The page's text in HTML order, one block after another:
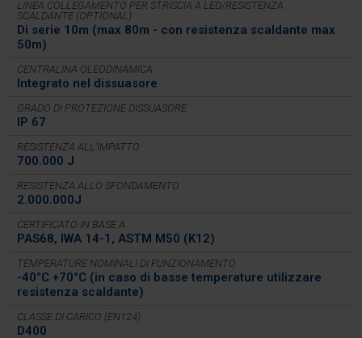
LINEA COLLEGAMENTO PER STRISCIA A LED/RESISTENZA
SCALDANTE (OPTIONAL)
Di serie 10m (max 80m - con resistenza scaldante max
50m)
CENTRALINA OLEODINAMICA
Integrato nel dissuasore
GRADO DI PROTEZIONE DISSUASORE
IP 67
RESISTENZA ALL’IMPATTO
700.000 J
RESISTENZA ALLO SFONDAMENTO
2.000.000J
CERTIFICATO IN BASE A
PAS68, IWA 14-1, ASTM M50 (K12)
TEMPERATURE NOMINALI DI FUNZIONAMENTO
-40°C +70°C (in caso di basse temperature utilizzare
resistenza scaldante)
CLASSE DI CARICO (EN124)
D400